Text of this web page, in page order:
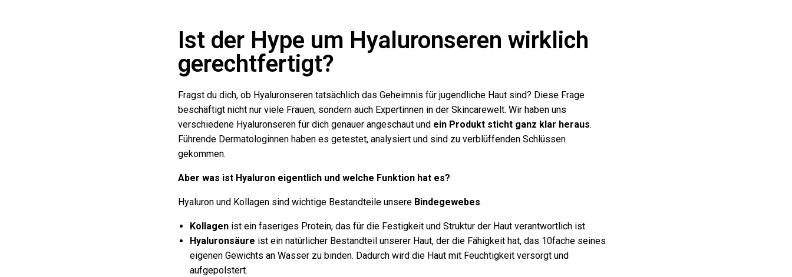
Ist der Hype um Hyaluronseren wirklich
gerechtfertigt?
Fragst du dich, ob Hyaluronseren tatsächlich das Geheimnis für jugendliche Haut sind? Diese Frage
beschäftigt nicht nur viele Frauen, sondern auch Expertinnen in der Skincarewelt. Wir haben uns
verschiedene Hyaluronseren für dich genauer angeschaut und ein Produkt sticht ganz klar heraus.
Führende Dermatologinnen haben es getestet, analysiert und sind zu verblüffenden Schlüssen
gekommen.
Aber was ist Hyaluron eigentlich und welche Funktion hat es?
Hyaluron und Kollagen sind wichtige Bestandteile unsere Bindegewebes.
Kollagen ist ein faseriges Protein, das für die Festigkeit und Struktur der Haut verantwortlich ist.
Hyaluronsäure ist ein natürlicher Bestandteil unserer Haut, der die Fähigkeit hat, das 10fache seines
eigenen Gewichts an Wasser zu binden. Dadurch wird die Haut mit Feuchtigkeit versorgt und
aufgepolstert.